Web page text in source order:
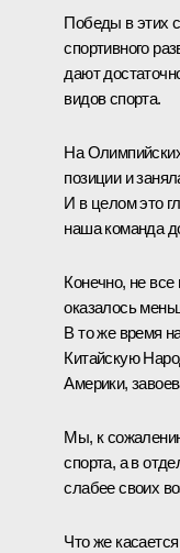
Победы в этих
спортивного
дают
видов спорта.
На
позиции и
И в целом это
наша команда
Конечно, не
оказалось
В то же время
Китайскую
Америки,
Мы, к
спорта, а в
слабее своих
Что же